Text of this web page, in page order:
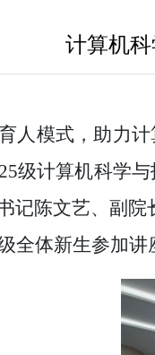
计算机
人模式，助力
级计算机科学
记陈文艺、副
全体新生参加讲